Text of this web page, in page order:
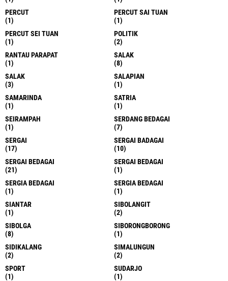
PERCUT
(1)
PERCUT SAI TUAN
(1)
PERCUT SEI TUAN
(1)
POLITIK
(2)
RANTAU PARAPAT
(1)
SALAK
(8)
SALAK
(3)
SALAPIAN
(1)
SAMARINDA
(1)
SATRIA
(1)
SEIRAMPAH
(1)
SERDANG BEDAGAI
(7)
SERGAI
(17)
SERGAI BADAGAI
(10)
SERGAI BEDAGAI
(21)
SERGAI BEDAGAI
(1)
SERGIA BEDAGAI
(1)
SERGIA BEDAGAI
(1)
SIANTAR
(1)
SIBOLANGIT
(2)
SIBOLGA
(8)
SIBORONGBORONG
(1)
SIDIKALANG
(2)
SIMALUNGUN
(2)
SPORT
(1)
SUDARJO
(1)